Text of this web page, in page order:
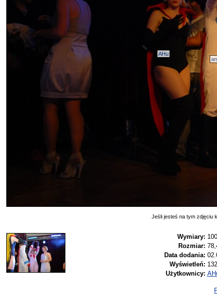
AHu
Jeśli jesteś na tym zdjęciu
Wymiary:
Rozmiar:
Data dodania:
Wyświetleń:
Użytkownicy: